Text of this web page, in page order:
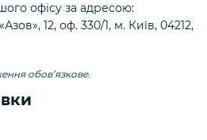
офісу за адресою:
12, оф. 330/1, м. Київ, 04212,
обов’язкове.